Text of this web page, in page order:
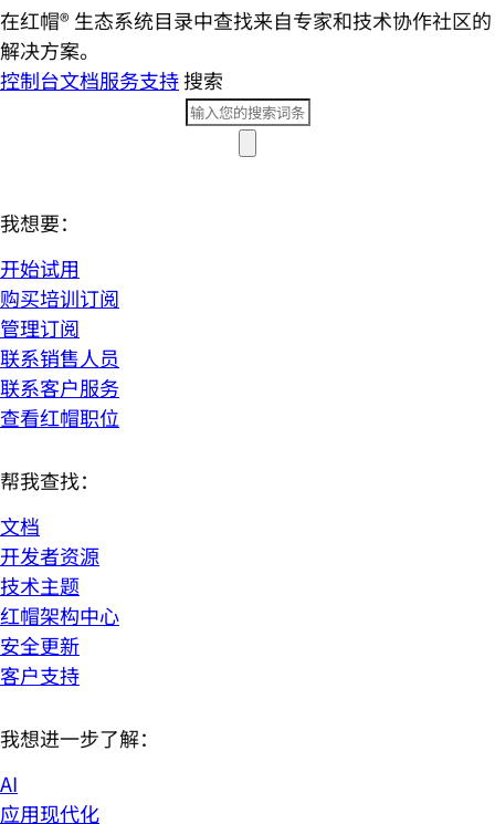
在红帽® 生态系统目录中查找来自专家和技术协作社区的
解决方案。
控制台文档服务支持搜索
我想要：
开始试用
购买培训订阅
管理订阅
联系销售人员
联系客户服务
查看红帽职位
帮我查找：
文档
开发者资源
技术主题
红帽架构中心
安全更新
客户支持
我想进一步了解：
AI
应用现代化